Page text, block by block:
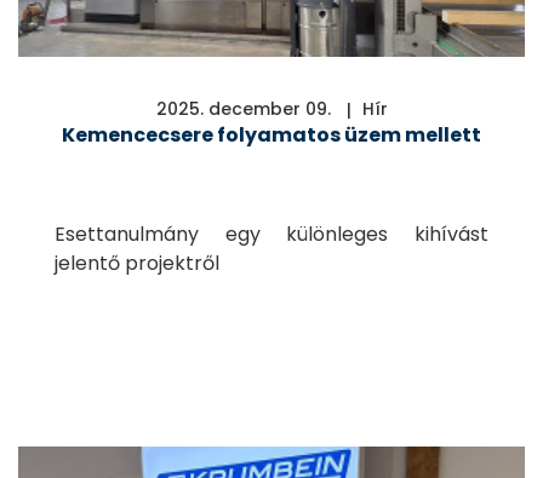
Termékek
Kogépről
Kapcsolat
2025. december 09. Hír
Kemencecsere folyamatos üzem mellett
Esettanulmány egy különleges kihívást
jelentő projektről